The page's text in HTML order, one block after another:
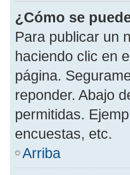
¿Cómo se
Para publicar un
haciendo clic en
página.
reponder. Abajo
permitidas.
encuestas, etc.
Arriba